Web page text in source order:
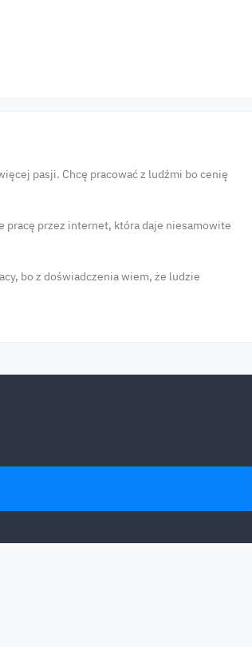
pasji. Chcę pracować z ludźmi bo cenię
pracę przez internet, która daje niesamowite
bo z doświadczenia wiem, że ludzie